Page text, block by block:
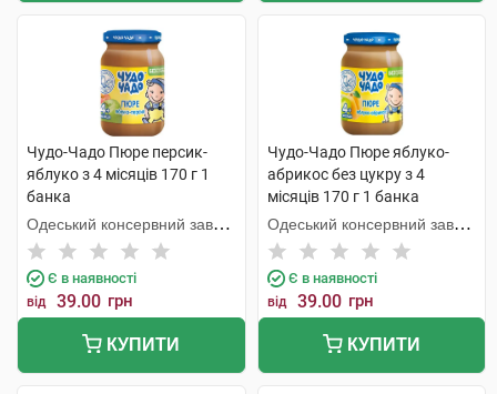
Чудо-Чадо Пюре персик-
яблуко з 4 місяців 170 г 1
банка
Одеський консервний завод
дитячого харчування
Є в наявності
від 39.00 грн
КУПИТИ
Чудо-Чадо Пюре яблуко-
абрикос без цукру з 4
місяців 170 г 1 банка
Одеський консервний завод
дитячого харчування
Є в наявності
від 39.00 грн
КУПИТИ